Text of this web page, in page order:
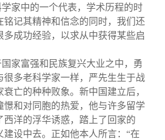
家中的一个代表，学术历程的时
铭记其精神和信念的同时，我们还
多成功经验，以求从中获得某些启
家富强和民族复兴大业之中，勇
很多老科学家一样，严先生生于战
亡的种种败象。新中国建立后，
憬和对同胞的热爱，他与许多留学
西洋的浮华诱惑，踏上了回家的
建设中去。正如他本人所言：“在